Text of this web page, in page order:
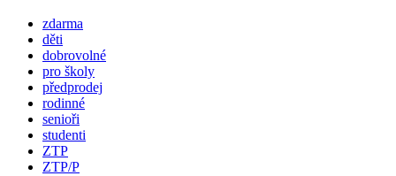
zdarma
děti
dobrovolné
pro školy
předprodej
rodinné
senioři
studenti
ZTP
ZTP/P